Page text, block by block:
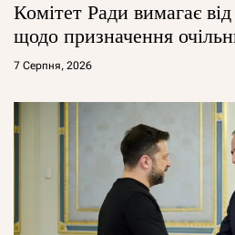
Комітет Ради вимагає
щодо призначення
7 Серпня, 2026